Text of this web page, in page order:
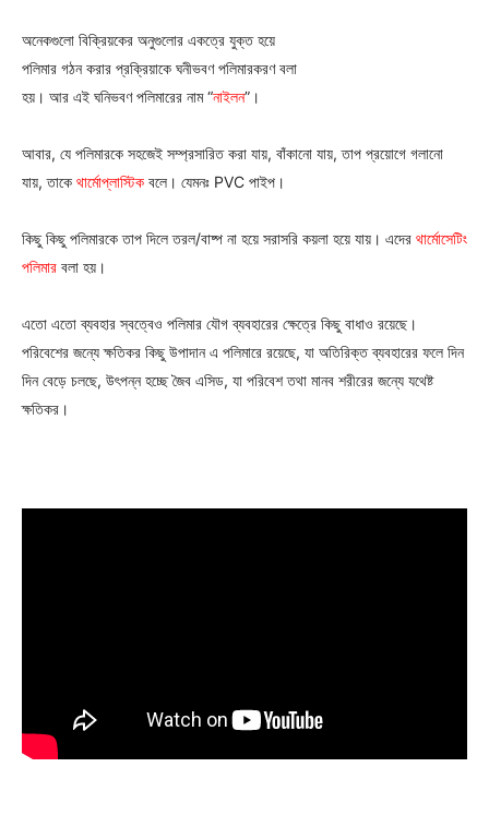
About
Contact us
Subscription Plans
অনেকগুলো বিক্রিয়কের অনুগুলোর একত্রে যুক্ত হয়ে
পলিমার গঠন করার প্রক্রিয়াকে ঘনীভবণ পলিমারকরণ বলা
হয়। আর এই ঘনিভবণ পলিমারের নাম “নাইলন”।
আবার, যে পলিমারকে সহজেই সম্প্রসারিত করা যায়, বাঁকানো যায়, তাপ প্রয়োগে গলানো
যায়, তাকে থার্মোপ্লাস্টিক বলে। যেমনঃ PVC পাইপ।
কিছু কিছু পলিমারকে তাপ দিলে তরল/বাষ্প না হয়ে সরাসরি কয়লা হয়ে যায়। এদের থার্মোসেটিং
পলিমার বলা হয়।
এতো এতো ব্যবহার স্বত্বেও পলিমার যৌগ ব্যবহারের ক্ষেত্রে কিছু বাধাও রয়েছে।
পরিবেশের জন্যে ক্ষতিকর কিছু উপাদান এ পলিমারে রয়েছে, যা অতিরিক্ত ব্যবহারের ফলে দিন
দিন বেড়ে চলছে, উৎপন্ন হচ্ছে জৈব এসিড, যা পরিবেশ তথা মানব শরীরের জন্যে যথেষ্ট
ক্ষতিকর।